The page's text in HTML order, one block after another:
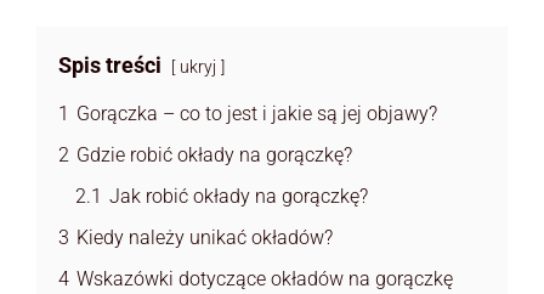
Spis treści ukryj
1 Gorączka – co to jest i jakie są jej objawy?
2 Gdzie robić okłady na gorączkę?
2.1 Jak robić okłady na gorączkę?
3 Kiedy należy unikać okładów?
4 Wskazówki dotyczące okładów na gorączkę